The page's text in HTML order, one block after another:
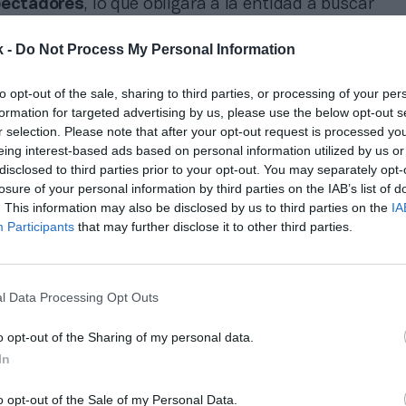
- Do Not Process My Personal Information
opt-out of the sale, sharing to third parties, or processing of your
for targeted advertising by us, please use the below opt-out
selection. Please note that after your opt-out request is processed
interest-based ads based on personal information utilized by us
to third parties prior to your opt-out. You may separately
of your personal information by third parties on the IAB’s list of
This information may also be disclosed by us to third parties on the
Participants that may further disclose it to other third parties.
Data Processing Opt Outs
opt-out of the Sharing of my personal data.
opt-out of the Sale of my Personal Data.
, lo que obligará a la entidad a buscar
ha detallado la entidad.
ha expuesto pequeños cambios en el proyecto
iniciar las obras en breve, que requerirán de
proyecto, según ha comunicado la entidad.
al ayuntamiento “la voluntad de impulsar
arquitectónicos en el proyectoEspai Barça
y tecnológico”. La entidad asegura que,
“ha quedado obsoleto y que las mejoras que se
para “un proyecto que hace años ya debería
. El Barça asegura que ha habido un
la entidad y el ayuntamiento al tratarse “no sólo
Barcelona, ​​sino de la ciudad”.